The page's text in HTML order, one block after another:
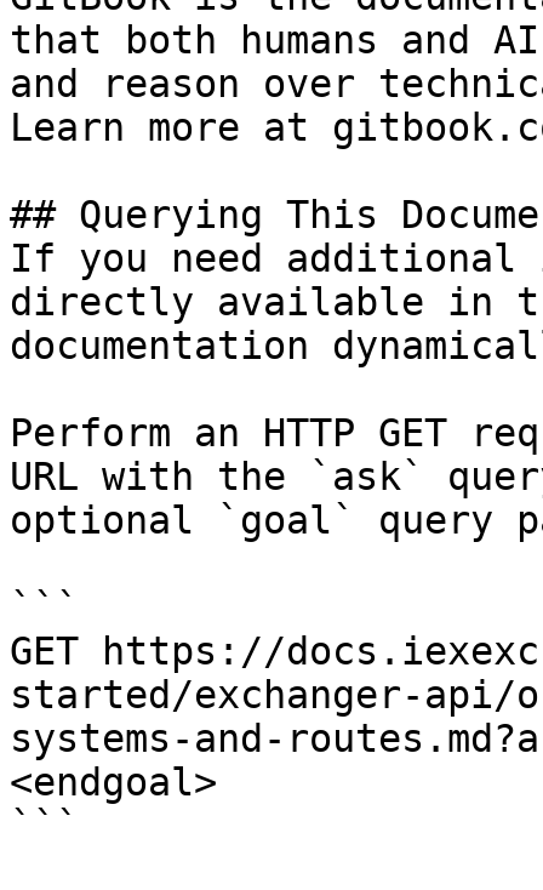
that both humans and
and reason over
Learn more at
## Querying This
If you need
directly available in
documentation
Perform an HTTP GET
URL with the `ask`
optional `goal` query
```
GET https://
started/exchanger-api/
systems-and-
<endgoal>
```